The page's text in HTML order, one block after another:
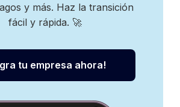
y más. Haz la transición
fácil y rápida. 🚀
tu empresa ahora!